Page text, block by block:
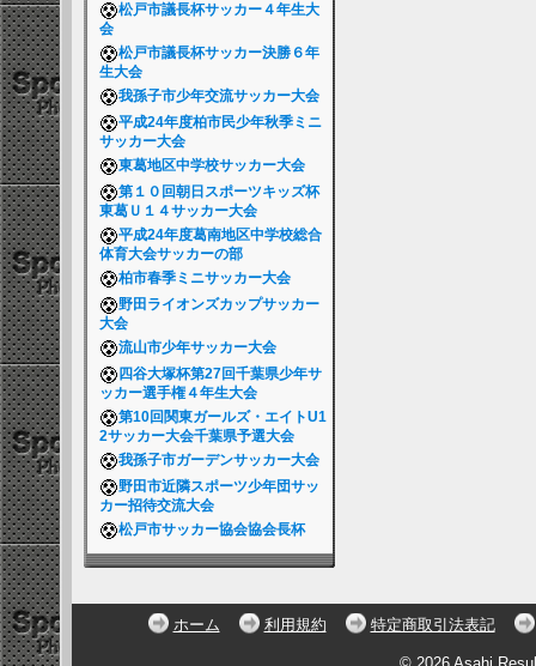
松戸市議長杯サッカー４年生大
会
松戸市議長杯サッカー決勝６年
生大会
我孫子市少年交流サッカー大会
平成24年度柏市民少年秋季ミニ
サッカー大会
東葛地区中学校サッカー大会
第１０回朝日スポーツキッズ杯
東葛Ｕ１４サッカー大会
平成24年度葛南地区中学校総合
体育大会サッカーの部
柏市春季ミニサッカー大会
野田ライオンズカップサッカー
大会
流山市少年サッカー大会
四谷大塚杯第27回千葉県少年サ
ッカー選手権４年生大会
第10回関東ガールズ・エイトU1
2サッカー大会千葉県予選大会
我孫子市ガーデンサッカー大会
野田市近隣スポーツ少年団サッ
カー招待交流大会
松戸市サッカー協会協会長杯
ホーム 利用規約 特定商取引法表記